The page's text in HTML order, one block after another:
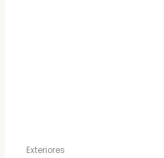
Exteriores